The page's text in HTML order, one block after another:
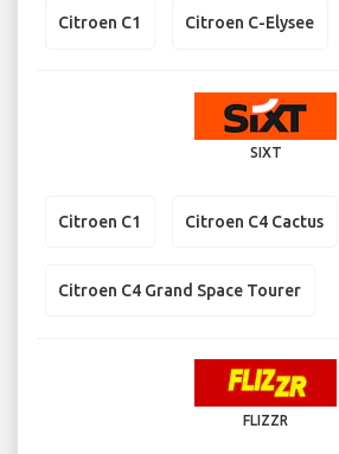
Citroen C1 Citroen C-Elysee
SIXT
Citroen C1 Citroen C4 Cactus
Citroen C4 Grand Space Tourer
FLIZZR